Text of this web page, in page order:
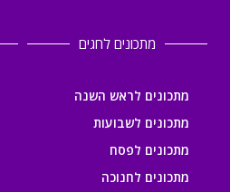
מתכונים לחגים
מתכונים לראש השנה
מתכונים לשבועות
מתכונים לפסח
מתכונים לחנוכה